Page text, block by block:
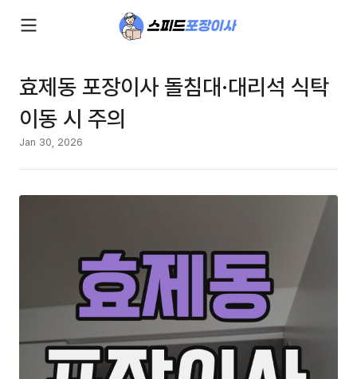
효제동 포장이사 돌침대·대리석 식탁
이동 시 주의
Jan 30, 2026